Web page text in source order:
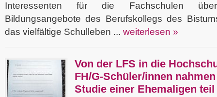
Interessenten für die Fachschulen
Bildungsangebote des Berufskollegs des
das vielfältige Schulleben ... weiterlesen »
Von der LFS in die
FH/G-Schüler/innen
Studie einer Ehemaligen teil